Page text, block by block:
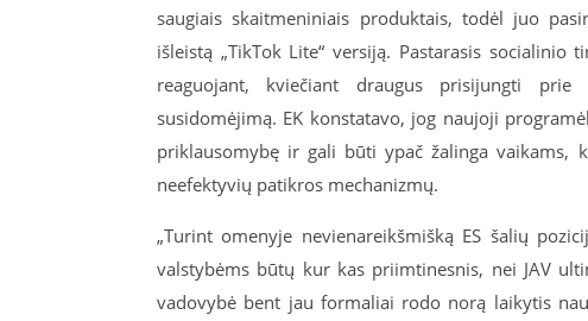
saugiais skaitmeniniais produktais, todėl juo
išleistą „TikTok Lite“ versiją. Pastarasis
reaguojant, kviečiant draugus prisijungti
susidomėjimą. EK konstatavo, jog naujoji
priklausomybę ir gali būti ypač žalinga vaikams,
neefektyvių patikros mechanizmų.
„Turint omenyje nevienareikšmišką ES šalių
valstybėms būtų kur kas priimtinesnis, nei JAV
vadovybė bent jau formaliai rodo norą laikytis